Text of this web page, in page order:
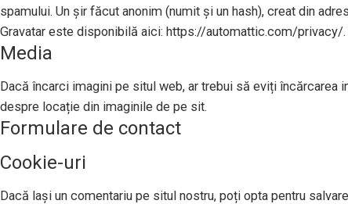
spamului. Un șir făcut anonim (numit și un hash), creat din
Gravatar este disponibilă aici: https://automattic.com/privacy/
Media
Dacă încarci imagini pe situl web, ar trebui să eviți
despre locație din imaginile de pe sit.
Formulare de contact
Cookie-uri
Dacă lași un comentariu pe situl nostru, poți opta pentru